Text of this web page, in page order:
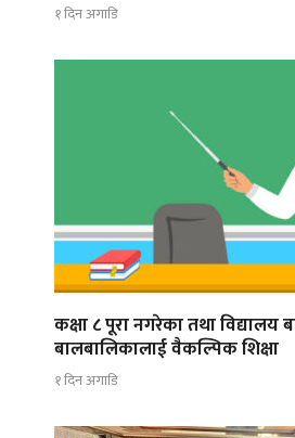
१ दिन अगाडि
कक्षा ८ पूरा नगरेका तथा विद्यालय
बालबालिकालाई वैकल्पिक शिक्षा
१ दिन अगाडि